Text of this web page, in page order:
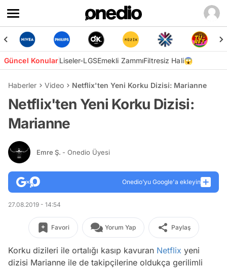
Güncel KonularLiseler-LGSEmekli ZammıFiltresiz Hali😱
Haberler Video Netflix'ten Yeni Korku Dizisi: Marianne
Netflix'ten Yeni Korku Dizisi:
Marianne
Emre Ş. - Onedio Üyesi
Onedio’yu Google'a ekleyin
27.08.2019 - 14:54
Favori Yorum Yap Paylaş
Korku dizileri ile ortalığı kasıp kavuran Netflix yeni
dizisi Marianne ile de takipçilerine oldukça gerilimli